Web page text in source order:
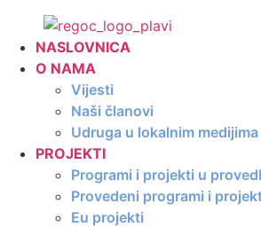
contentNASLOVNICA
O NAMA
Vijesti
Naši članovi
Udruga u lokalnim medijima
PROJEKTI
Programi i projekti u
Provedeni programi i
Eu projekti